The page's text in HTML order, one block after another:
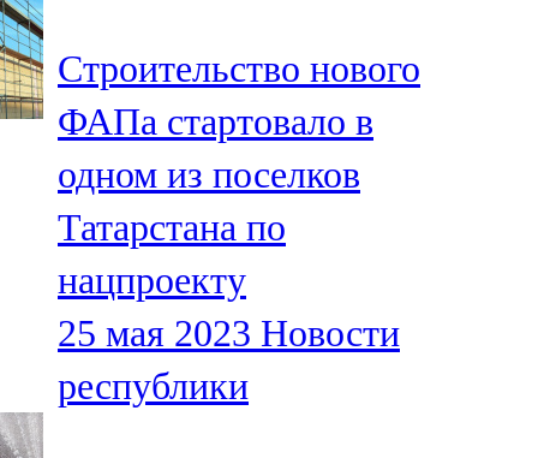
Нурлат
104,7 FM
Олы Әтнә
71,42 FM
Сарман
107,8 FM
Теләче
Строительство нового
ФАПа стартовало в
одном из поселков
Татарстана по
нацпроекту
25 мая 2023 Новости
республики